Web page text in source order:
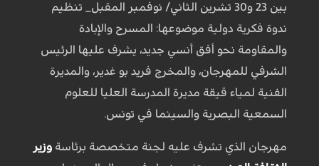
بين 23 و30 تشرين الثاني/ نوفمبر المقبل_ تنظيم
ندوة فكرية دولية موضوعها: المسرح والإبادة
والمقاومة نحو أفق أنسي جديد، يشرف عليها الرئيس
الشرفي للمهرجان، والمخرج فريد بو غدير، والمديرة
الفنية لمياء قيقة مديرة المدرسة العليا للعلوم
السمعية البصرية والسينما في تونس.
مهرجان الذي تشرف عليه لجنة متخصصة برئاسة وزير